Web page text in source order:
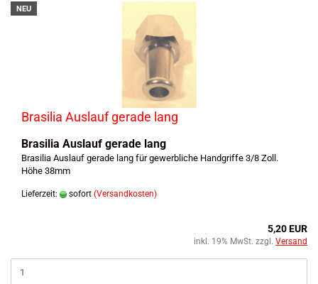
NEU
Brasilia Auslauf gerade lang
Brasilia Auslauf gerade lang
Brasilia Auslauf gerade lang für gewerbliche Handgriffe 3/8 Zoll.
Höhe 38mm
Lieferzeit: sofort (Versandkosten)
5,20 EUR
inkl. 19% MwSt. zzgl. Versand